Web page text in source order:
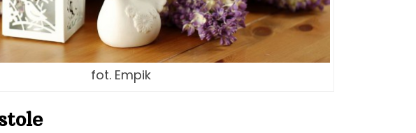
fot. Empik